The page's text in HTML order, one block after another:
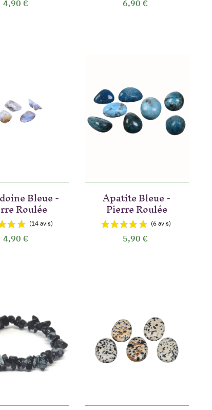
4,90 € 6,90 €
Bleue -
Roulée
4,90 €
Apatite Bleue -
Pierre Roulée
5,90 €